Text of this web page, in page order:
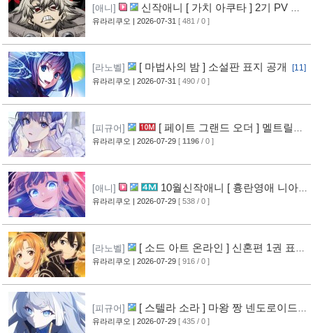
[애니]
신작애니 [ 가치 아쿠타 ] 2기 PV 영
상 공개
[13]
유라리쿠오 | 2026-07-31 [ 481 / 0 ]
[라노벨] [ 마법사의 밤 ] 소설판 표지 공개 [11]
유라리쿠오 | 2026-07-31 [ 490 / 0 ]
[피규어]
[ 페이트 그랜드 오더 ] 멜트릴리
스 신작 피규어 공개 [12]
유라리쿠오 | 2026-07-29 [ 1196 / 0 ]
[애니]
10월신작애니 [ 흉란영애 니아
리스톤 ] PV 영상 공개 [13]
유라리쿠오 | 2026-07-29 [ 538 / 0 ]
[라노벨]
[ 소드 아트 온라인 ] 신혼편 1권 표지
공개 [16]
유라리쿠오 | 2026-07-29 [ 916 / 0 ]
[피규어]
[ 스텔라 소라 ] 마왕 짱 넨도로이드
공개 [10]
유라리쿠오 | 2026-07-29 [ 435 / 0 ]